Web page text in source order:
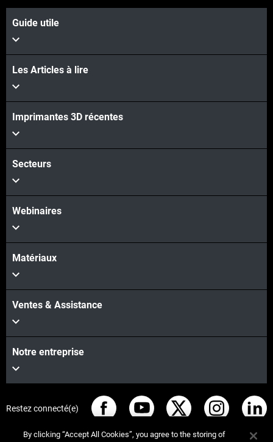
Voir plus
Guide utile
Les Articles à lire
Imprimantes 3D récentes
Secteurs
Webinaires
Matériaux
Ventes & Assistance
Notre entreprise
Restez connecté(e)
By clicking “Accept All Cookies”, you agree to the storing of